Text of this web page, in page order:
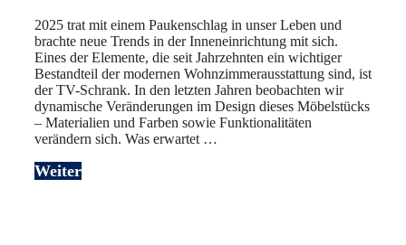
2025 trat mit einem Paukenschlag in unser Leben und
brachte neue Trends in der Inneneinrichtung mit sich.
Eines der Elemente, die seit Jahrzehnten ein wichtiger
Bestandteil der modernen Wohnzimmerausstattung sind, ist
der TV-Schrank. In den letzten Jahren beobachten wir
dynamische Veränderungen im Design dieses Möbelstücks
– Materialien und Farben sowie Funktionalitäten
verändern sich. Was erwartet …
Weiter